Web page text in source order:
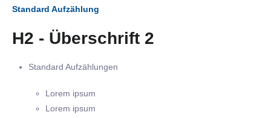
Standard Aufzählung
H2 - Überschrift 2
Standard Aufzählungen
Lorem ipsum
Lorem ipsum